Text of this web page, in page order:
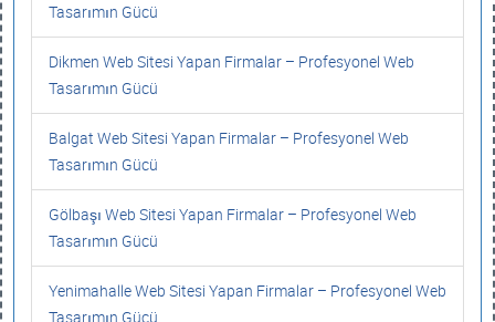
Tasarımın Gücü
Dikmen Web Sitesi Yapan Firmalar – Profesyonel Web
Tasarımın Gücü
Balgat Web Sitesi Yapan Firmalar – Profesyonel Web
Tasarımın Gücü
Gölbaşı Web Sitesi Yapan Firmalar – Profesyonel Web
Tasarımın Gücü
Yenimahalle Web Sitesi Yapan Firmalar – Profesyonel Web
Tasarımın Gücü